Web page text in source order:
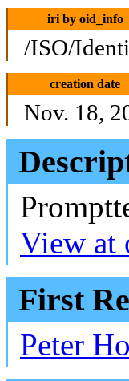
iri by oid_info
/ISO/
creation date
Nov. 18,
View at
First
Peter